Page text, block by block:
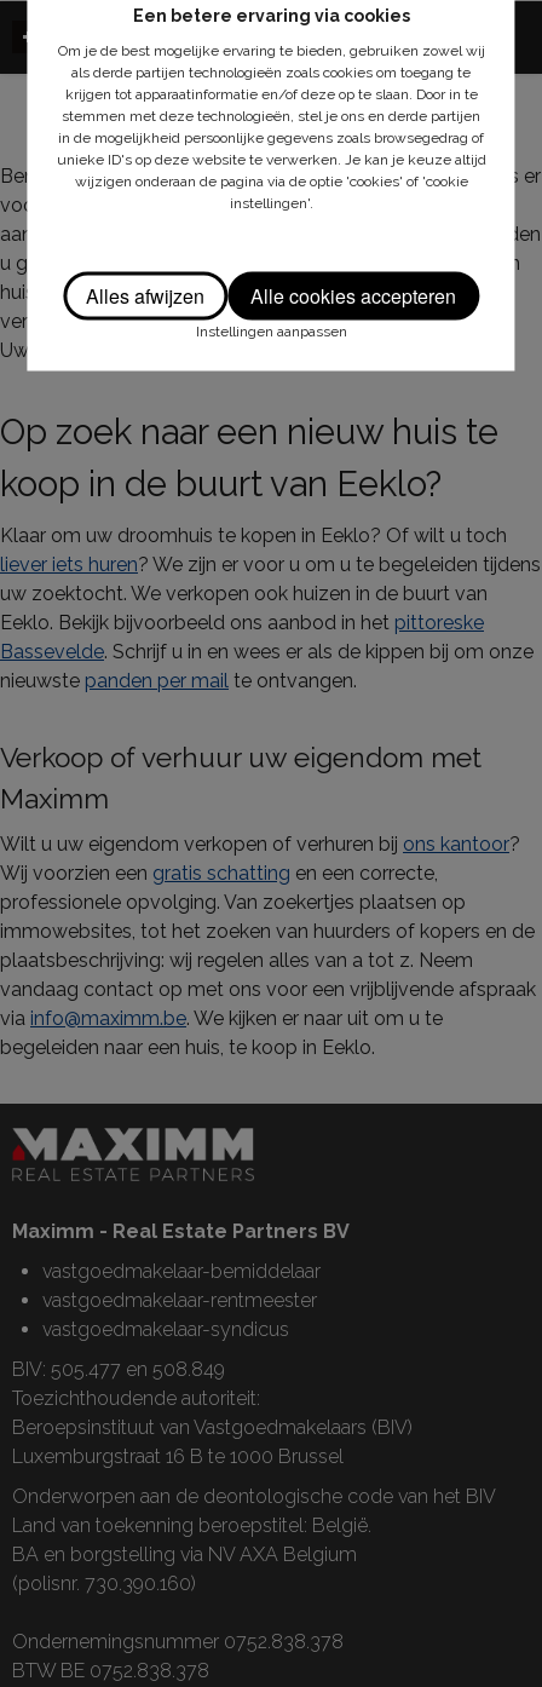
Bent u op zoek naar een huis, te koop in Eeklo? Maximm is er
voor u. Wij zijn een vastgoedkantoor met een prachtig
aanbod aan woningen in Eeklo en omstreken. We begeleiden
u graag tijdens het koopproces, van het bezoeken van een
huis, te koop in Eeklo, tot alle administratie en wettelijke
verplichtingen: wij werken de verkoop tot in de puntjes uit.
Uw droomhuis in Eeklo vindt u bij ons.
Op zoek naar een nieuw huis te
koop in de buurt van Eeklo?
Klaar om uw droomhuis te kopen in Eeklo? Of wilt u toch
liever iets huren? We zijn er voor u om u te begeleiden tijdens
uw zoektocht. We verkopen ook huizen in de buurt van
Eeklo. Bekijk bijvoorbeeld ons aanbod in het pittoreske
Bassevelde. Schrijf u in en wees er als de kippen bij om onze
nieuwste panden per mail te ontvangen.
Verkoop of verhuur uw eigendom met
Maximm
Wilt u uw eigendom verkopen of verhuren bij ons kantoor?
Wij voorzien een gratis schatting en een correcte,
professionele opvolging. Van zoekertjes plaatsen op
immowebsites, tot het zoeken van huurders of kopers en de
plaatsbeschrijving: wij regelen alles van a tot z. Neem
vandaag contact op met ons voor een vrijblijvende afspraak
via info@maximm.be. We kijken er naar uit om u te
begeleiden naar een huis, te koop in Eeklo.
Maximm - Real Estate Partners BV
vastgoedmakelaar-bemiddelaar
vastgoedmakelaar-rentmeester
vastgoedmakelaar-syndicus
BIV: 505.477 en 508.849
Toezichthoudende autoriteit:
Beroepsinstituut van Vastgoedmakelaars (BIV)
Luxemburgstraat 16 B te 1000 Brussel
Onderworpen aan de deontologische code van het BIV
Land van toekenning beroepstitel: België.
BA en borgstelling via NV AXA Belgium
(polisnr. 730.390.160)
Ondernemingsnummer 0752.838.378
BTW BE 0752.838.378
Een betere ervaring via cookies
Om je de best mogelijke ervaring te bieden, gebruiken zowel wij
als derde partijen technologieën zoals cookies om toegang te
krijgen tot apparaatinformatie en/of deze op te slaan. Door in te
stemmen met deze technologieën, stel je ons en derde partijen
in de mogelijkheid persoonlijke gegevens zoals browsegedrag of
unieke ID's op deze website te verwerken. Je kan je keuze altijd
wijzigen onderaan de pagina via de optie 'cookies' of 'cookie
instellingen'.
Alles afwijzen Alle cookies accepteren
Instellingen aanpassen